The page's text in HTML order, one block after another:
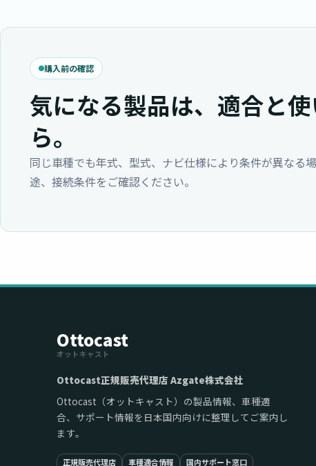
購入前の確認
気になる製品は、適合と
ら。
同じ車種でも年式、型式、ナビ仕様により条件が異なる
途、接続条件をご確認ください。
Ottocast
オットキャスト
Ottocast正規販売代理店 Azgate株式会社
Ottocast（オットキャスト）の製品情報、車種適
合、サポート情報を日本国内向けに整理してご案内し
ます。
正規販売代理店 車種適合情報 国内サポート窓口